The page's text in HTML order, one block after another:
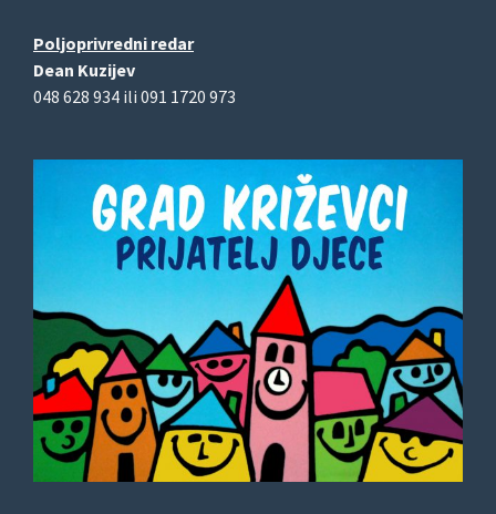
Poljoprivredni redar
Dean Kuzijev
048 628 934 ili 091 1720 973